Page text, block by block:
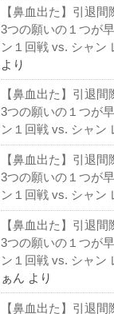
【鼻血出た】引退
3つの願いの１つが
ン１回戦 vs. シャン
より
【鼻血出た】引退
3つの願いの１つが
ン１回戦 vs. シャン
【鼻血出た】引退
3つの願いの１つが
ン１回戦 vs. シャン
【鼻血出た】引退
3つの願いの１つが
ン１回戦 vs. シャン
ぁん より
【鼻血出た】引退